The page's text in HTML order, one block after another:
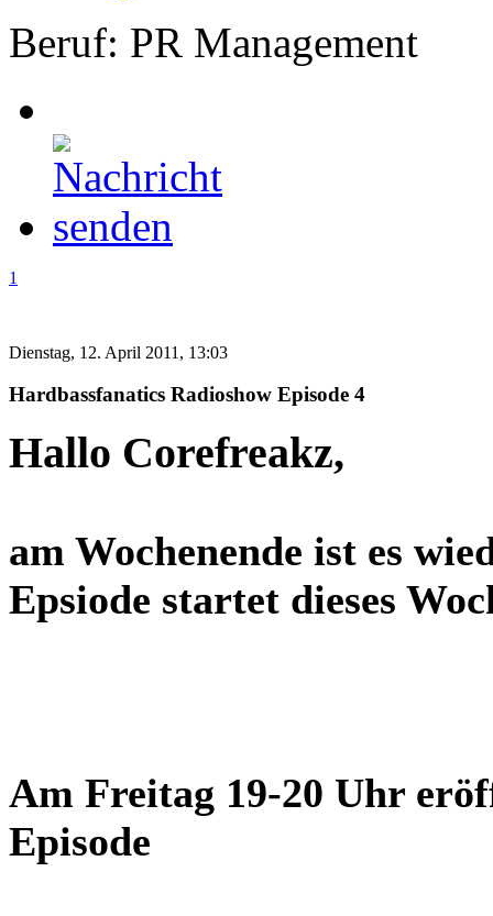
Beruf: PR Management
1
Dienstag, 12. April 2011, 13:03
Hardbassfanatics Radioshow Episode 4
Hallo Corefreakz,
am Wochenende ist es
Epsiode startet dieses
Am Freitag 19-20 Uhr
Episode